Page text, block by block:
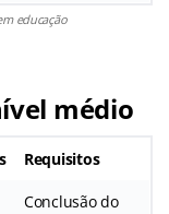
educação
médio
Requisitos
Conclusão do